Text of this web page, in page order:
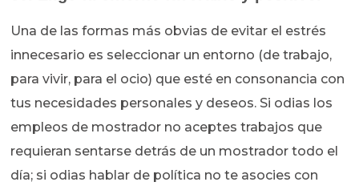
Una de las formas más obvias de evitar el estrés
innecesario es seleccionar un entorno (de trabajo,
para vivir, para el ocio) que esté en consonancia con
tus necesidades personales y deseos. Si odias los
empleos de mostrador no aceptes trabajos que
requieran sentarse detrás de un mostrador todo el
día; si odias hablar de política no te asocies con